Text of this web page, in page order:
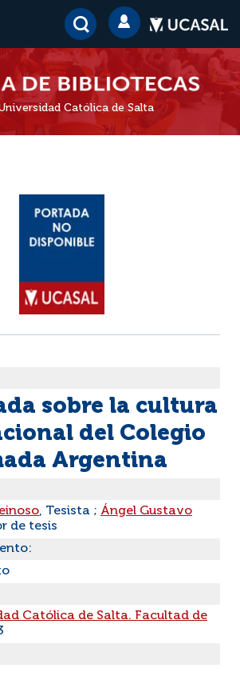
Católica de Salta
sobre la cultura
del Colegio
Argentina
, Tesista ; Ángel Gustavo
de tesis
Católica de Salta. Facultad de